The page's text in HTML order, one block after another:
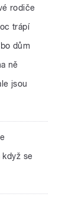
rodiče
trápí
dům
ně
jsou
když se